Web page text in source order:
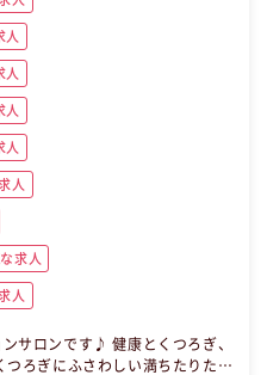
人
人
人
人
人
求人
人
サロンです♪ 健康とくつろぎ、
ろぎにふさわしい満ちたりた時